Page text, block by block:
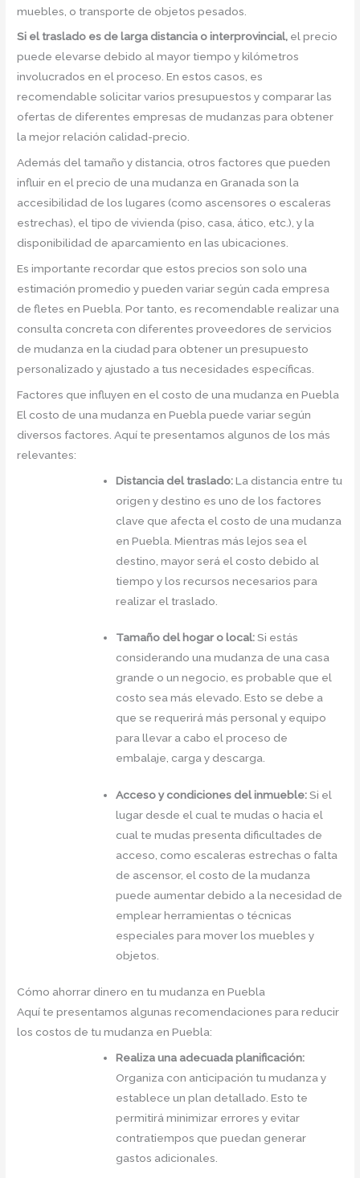
muebles, o transporte de objetos pesados.
Si el traslado es de larga distancia o interprovincial, el precio
puede elevarse debido al mayor tiempo y kilómetros
involucrados en el proceso. En estos casos, es
recomendable solicitar varios presupuestos y comparar las
ofertas de diferentes empresas de mudanzas para obtener
la mejor relación calidad-precio.
Además del tamaño y distancia, otros factores que pueden
influir en el precio de una mudanza en Granada son la
accesibilidad de los lugares (como ascensores o escaleras
estrechas), el tipo de vivienda (piso, casa, ático, etc.), y la
disponibilidad de aparcamiento en las ubicaciones.
Es importante recordar que estos precios son solo una
estimación promedio y pueden variar según cada empresa
de fletes en Puebla. Por tanto, es recomendable realizar una
consulta concreta con diferentes proveedores de servicios
de mudanza en la ciudad para obtener un presupuesto
personalizado y ajustado a tus necesidades específicas.
Factores que influyen en el costo de una mudanza en Puebla
El costo de una mudanza en Puebla puede variar según
diversos factores. Aquí te presentamos algunos de los más
relevantes:
Distancia del traslado:La distancia entre tu
origen y destino es uno de los factores
clave que afecta el costo de una mudanza
en Puebla. Mientras más lejos sea el
destino, mayor será el costo debido al
tiempo y los recursos necesarios para
realizar el traslado.
Tamaño del hogar o local:Si estás
considerando una mudanza de una casa
grande o un negocio, es probable que el
costo sea más elevado. Esto se debe a
que se requerirá más personal y equipo
para llevar a cabo el proceso de
embalaje, carga y descarga.
Acceso y condiciones del inmueble:Si el
lugar desde el cual te mudas o hacia el
cual te mudas presenta dificultades de
acceso, como escaleras estrechas o falta
de ascensor, el costo de la mudanza
puede aumentar debido a la necesidad de
emplear herramientas o técnicas
especiales para mover los muebles y
objetos.
Cómo ahorrar dinero en tu mudanza en Puebla
Aquí te presentamos algunas recomendaciones para reducir
los costos de tu mudanza en Puebla:
Realiza una adecuada planificación:
Organiza con anticipación tu mudanza y
establece un plan detallado. Esto te
permitirá minimizar errores y evitar
contratiempos que puedan generar
gastos adicionales.